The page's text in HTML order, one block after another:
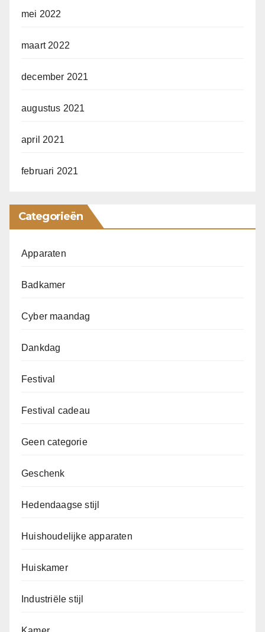
mei 2022
maart 2022
december 2021
augustus 2021
april 2021
februari 2021
Categorieën
Apparaten
Badkamer
Cyber maandag
Dankdag
Festival
Festival cadeau
Geen categorie
Geschenk
Hedendaagse stijl
Huishoudelijke apparaten
Huiskamer
Industriële stijl